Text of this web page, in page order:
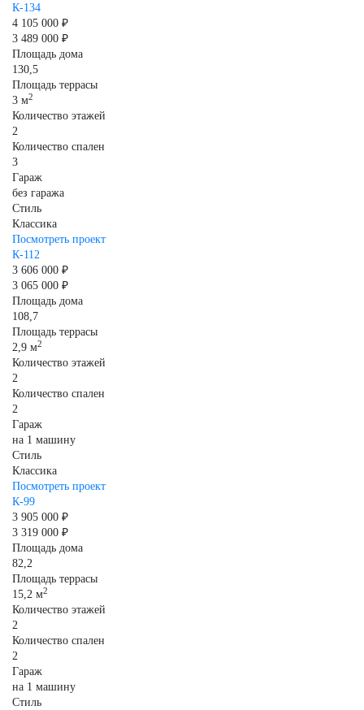
К-134
4 105 000 ₽
3 489 000 ₽
Площадь дома
130,5
Площадь террасы
3 м2
Количество этажей
2
Количество спален
3
Гараж
без гаража
Стиль
Классика
Посмотреть проект
К-112
3 606 000 ₽
3 065 000 ₽
Площадь дома
108,7
Площадь террасы
2,9 м2
Количество этажей
2
Количество спален
2
Гараж
на 1 машину
Стиль
Классика
Посмотреть проект
К-99
3 905 000 ₽
3 319 000 ₽
Площадь дома
82,2
Площадь террасы
15,2 м2
Количество этажей
2
Количество спален
2
Гараж
на 1 машину
Стиль